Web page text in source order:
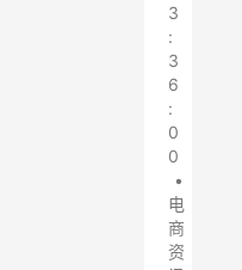
3
:
3
6
:
0
0
•
电
商
资